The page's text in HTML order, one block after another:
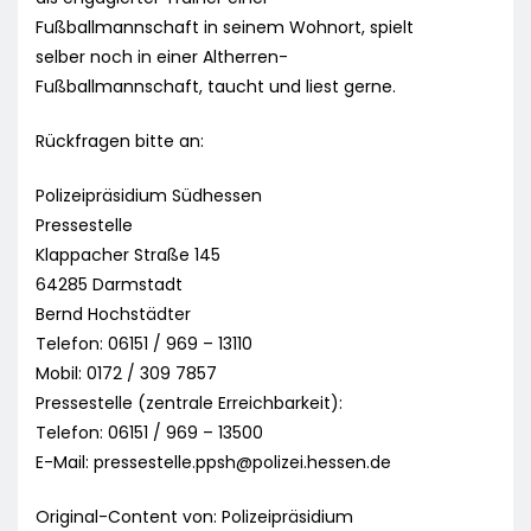
Fußballmannschaft in seinem Wohnort, spielt
selber noch in einer Altherren-
Fußballmannschaft, taucht und liest gerne.
Rückfragen bitte an:
Polizeipräsidium Südhessen
Pressestelle
Klappacher Straße 145
64285 Darmstadt
Bernd Hochstädter
Telefon: 06151 / 969 – 13110
Mobil: 0172 / 309 7857
Pressestelle (zentrale Erreichbarkeit):
Telefon: 06151 / 969 – 13500
E-Mail: pressestelle.ppsh@polizei.hessen.de
Original-Content von: Polizeipräsidium